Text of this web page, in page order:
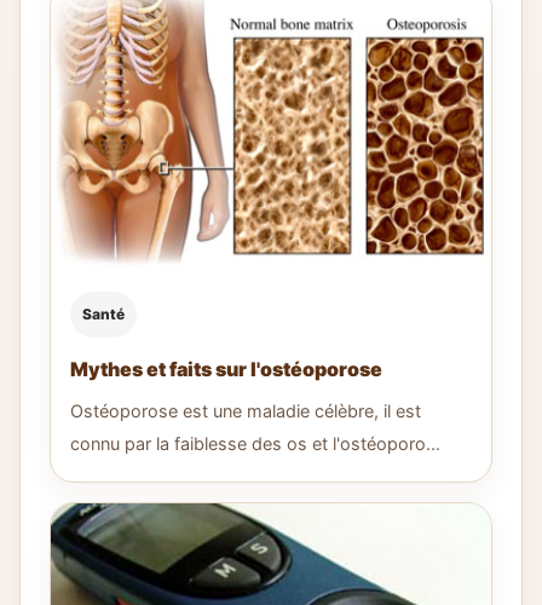
Santé
Mythes et faits sur l'ostéoporose
Ostéoporose est une maladie célèbre, il est
connu par la faiblesse des os et l'ostéoporo...